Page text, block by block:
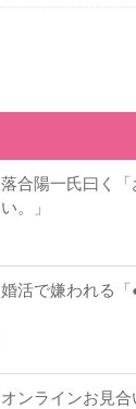
落合陽一氏曰く「
い。」
婚活で嫌われる「
オンラインお見